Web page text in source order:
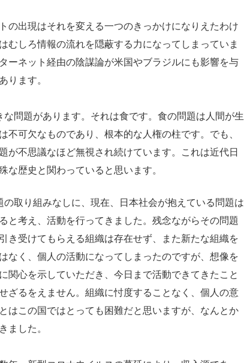
の出現はそれを変える一つのきっかけになりえたわけ
むしろ情報の流れを隠蔽する力になってしまっていま
ーネット経由の陰謀論が米国やブラジルにも影響を与
ります。
問題があります。それは食です。食の問題は人間が生
不可欠なものであり、根本的な人権の柱です。でも、
が不思議なほど無視され続けています。これは近代日
な歴史と関わっていると思います。
取り組みなしに、現在、日本社会が抱えている問題は
と考え、活動を行ってきました。残念ながらその問題
き受けてもらえる組織は存在せず、また新たな組織を
なく、個人の活動になってしまったのですが、想像を
関心を示していただき、今日まで活動できてきたこと
ざるをえません。組織に忖度することなく、個人の意
はこの国ではとっても困難だと思いますが、なんとか
ました。